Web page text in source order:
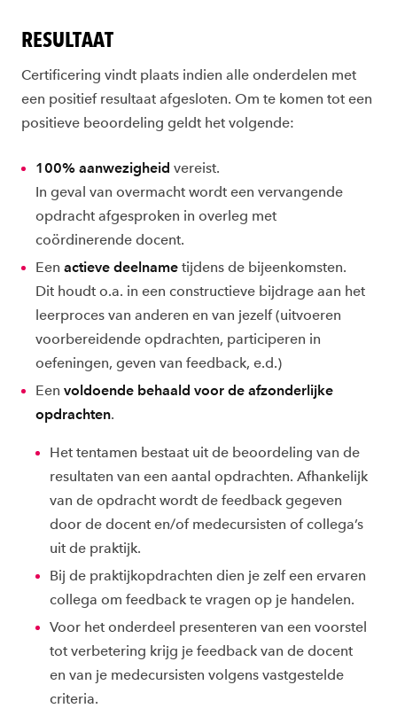
RESULTAAT
Certificering vindt plaats indien alle onderdelen met
een positief resultaat afgesloten. Om te komen tot een
positieve beoordeling geldt het volgende:
100% aanwezigheid vereist.
In geval van overmacht wordt een vervangende
opdracht afgesproken in overleg met
coördinerende docent.
Een actieve deelname tijdens de bijeenkomsten.
Dit houdt o.a. in een constructieve bijdrage aan het
leerproces van anderen en van jezelf (uitvoeren
voorbereidende opdrachten, participeren in
oefeningen, geven van feedback, e.d.)
Een voldoende behaald voor de afzonderlijke
opdrachten.
Het tentamen bestaat uit de beoordeling van de
resultaten van een aantal opdrachten. Afhankelijk
van de opdracht wordt de feedback gegeven
door de docent en/of medecursisten of collega’s
uit de praktijk.
Bij de praktijkopdrachten dien je zelf een ervaren
collega om feedback te vragen op je handelen.
Voor het onderdeel presenteren van een voorstel
tot verbetering krijg je feedback van de docent
en van je medecursisten volgens vastgestelde
criteria.